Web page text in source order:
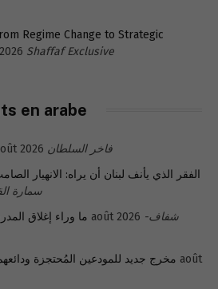
Regime Change to Strategic
Shaffaf Exclusive
en arabe
août 2026 فاخر السلطان
الفقر الذي يأنف لبنان أن يراه: الانهيار
سمارة
ما وراء إغلاق 6 août 2026 شفاف-
مخرج جديد للمودعين المُحتجزة